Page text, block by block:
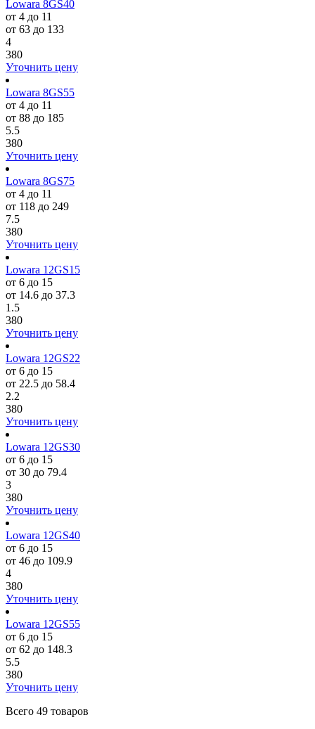
Lowara 8GS40
от 4 до 11
от 63 до 133
4
380
Уточнить цену
Lowara 8GS55
от 4 до 11
от 88 до 185
5.5
380
Уточнить цену
Lowara 8GS75
от 4 до 11
от 118 до 249
7.5
380
Уточнить цену
Lowara 12GS15
от 6 до 15
от 14.6 до 37.3
1.5
380
Уточнить цену
Lowara 12GS22
от 6 до 15
от 22.5 до 58.4
2.2
380
Уточнить цену
Lowara 12GS30
от 6 до 15
от 30 до 79.4
3
380
Уточнить цену
Lowara 12GS40
от 6 до 15
от 46 до 109.9
4
380
Уточнить цену
Lowara 12GS55
от 6 до 15
от 62 до 148.3
5.5
380
Уточнить цену
Всего 49 товаров